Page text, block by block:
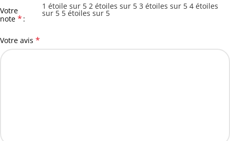
Votre
note *
1 étoile sur 5 2 étoiles sur 5 3 étoiles sur 5 4 étoiles
sur 5 5 étoiles sur 5
Votre avis *